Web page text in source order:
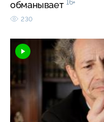
обманывает 16+
230